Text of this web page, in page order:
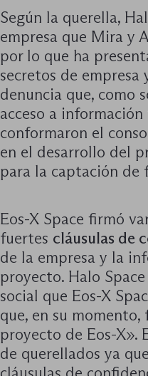
Según la querella,
empresa que Mira y
por lo que ha
secretos de empresa
denuncia que, como
acceso a
conformaron el
en el desarrollo del
para la captación de
Eos-X Space firmó
fuertes cláusulas de
de la empresa y la
proyecto. Halo
social que Eos-X
que, en su
proyecto de Eos-X».
de querellados ya